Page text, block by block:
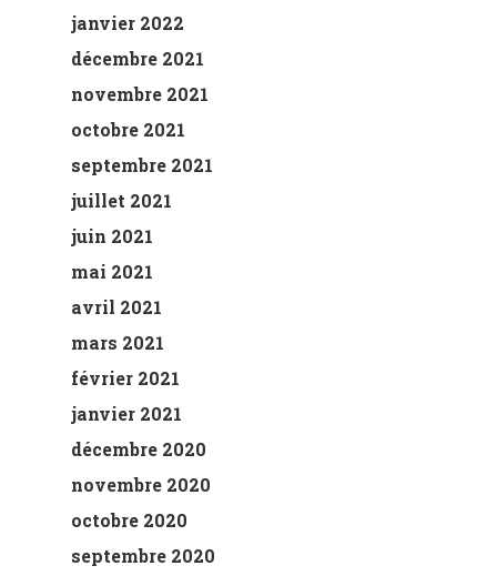
janvier 2022
décembre 2021
novembre 2021
octobre 2021
septembre 2021
juillet 2021
juin 2021
mai 2021
avril 2021
mars 2021
février 2021
janvier 2021
décembre 2020
novembre 2020
octobre 2020
septembre 2020